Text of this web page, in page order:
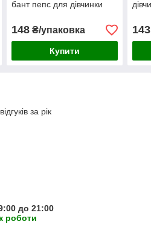
бант пепс для дівчинки
148₴/упаковка
Купити
143
за рік
до 21:00
роботи